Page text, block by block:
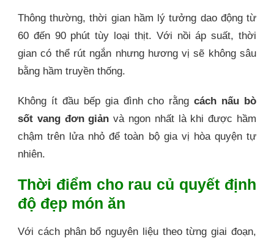
Thông thường, thời gian hầm lý tưởng dao động từ
60 đến 90 phút tùy loại thịt. Với nồi áp suất, thời
gian có thể rút ngắn nhưng hương vị sẽ không sâu
bằng hầm truyền thống.
Không ít đầu bếp gia đình cho rằngcách nấu bò
sốt vangđơn giản và ngon nhất là khi được hầm
chậm trên lửa nhỏ để toàn bộ gia vị hòa quyện tự
nhiên.
Thời điểm cho rau củ quyết định
độ đẹp món ăn
Với cách phân bổ nguyên liệu theo từng giai đoạn,